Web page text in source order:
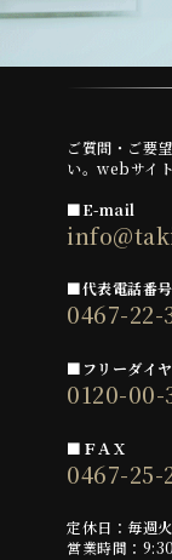
ご質問・ご要
い。webサイ
■E-mail
■代表電話番号
0467-22-
■フリーダイ
0120-00-
■ＦＡＸ
0467-25-
定休日：毎週
営業時間：